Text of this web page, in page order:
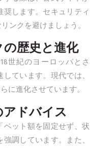
します。セキュリティ
ンクを避けましょう。
歴史と進化
世紀のヨーロッパとさ
ています。現代では、
に進化させています。
ドバイス
ベット額を固定せず、状
調しています。また、